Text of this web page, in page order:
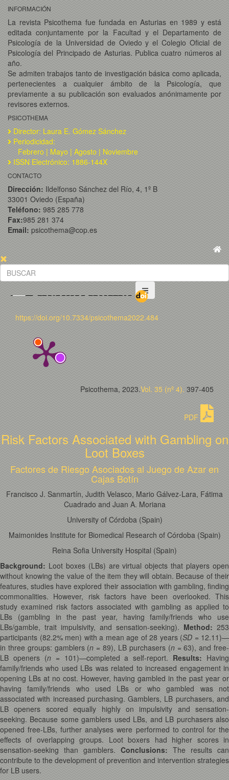
INFORMACIÓN
La revista Psicothema fue fundada en Asturias en 1989 y está
editada conjuntamente por la Facultad y el Departamento de
Psicología de la Universidad de Oviedo y el Colegio Oficial de
Psicología del Principado de Asturias. Publica cuatro números al
año.
Se admiten trabajos tanto de investigación básica como aplicada,
pertenecientes a cualquier ámbito de la Psicología, que
previamente a su publicación son evaluados anónimamente por
revisores externos.
PSICOTHEMA
Director: Laura E. Gómez Sánchez
Periodicidad:
Febrero | Mayo | Agosto | Noviembre
ISSN Electrónico: 1886-144X
CONTACTO
Dirección: Ildelfonso Sánchez del Río, 4, 1º B
33001 Oviedo (España)
Teléfono: 985 285 778
Fax:985 281 374
Email: psicothema@cop.es
https://doi.org/10.7334/psicothema2022.484
Psicothema, 2023.Vol. 35 (nº 4). 397-405
PDF
Risk Factors Associated with Gambling on
Loot Boxes
Factores de Riesgo Asociados al Juego de Azar en
Cajas Botín
Francisco J. Sanmartín, Judith Velasco, Mario Gálvez-Lara, Fátima
Cuadrado and Juan A. Moriana
University of Córdoba (Spain)
Maimonides Institute for Biomedical Research of Córdoba (Spain)
Reina Sofia University Hospital (Spain)
Background: Loot boxes (LBs) are virtual objects that players open
without knowing the value of the item they will obtain. Because of their
features, studies have explored their association with gambling, finding
commonalities. However, risk factors have been overlooked. This
study examined risk factors associated with gambling as applied to
LBs (gambling in the past year, having family/friends who use
LBs/gamble, trait impulsivity, and sensation-seeking). Method: 253
participants (82.2% men) with a mean age of 28 years (SD = 12.11)—
in three groups: gamblers (n= 89), LB purchasers (n = 63), and free-
LB openers (n = 101)—completed a self-report. Results: Having
family/friends who used LBs was related to increased engagement in
opening LBs at no cost. However, having gambled in the past year or
having family/friends who used LBs or who gambled was not
associated with increased purchasing. Gamblers, LB purchasers, and
LB openers scored equally highly on impulsivity and sensation-
seeking. Because some gamblers used LBs, and LB purchasers also
opened free-LBs, further analyses were performed to control for the
effects of overlapping groups. Loot boxers had higher scores in
sensation-seeking than gamblers. Conclusions: The results can
contribute to the development of prevention and intervention strategies
for LB users.